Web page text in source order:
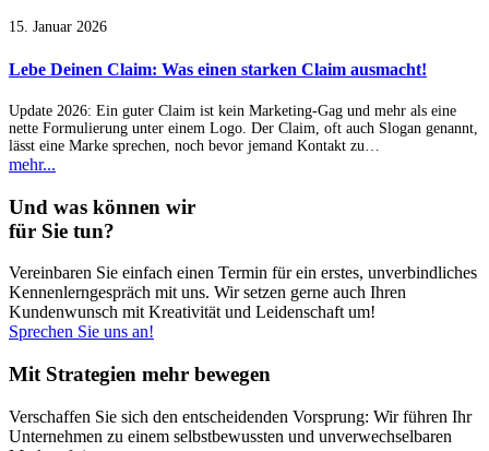
15. Januar 2026
Lebe Deinen Claim: Was einen starken Claim ausmacht!
Update 2026: Ein guter Claim ist kein Marketing-Gag und mehr als eine
nette Formulierung unter einem Logo. Der Claim, oft auch Slogan genannt,
lässt eine Marke sprechen, noch bevor jemand Kontakt zu…
mehr...
Und was können wir
für Sie tun?
Vereinbaren Sie einfach einen Termin für ein erstes, unverbindliches
Kennenlerngespräch mit uns. Wir setzen gerne auch Ihren
Kundenwunsch mit Kreativität und Leidenschaft um!
Sprechen Sie uns an!
Mit Strategien mehr bewegen
Verschaffen Sie sich den entscheidenden Vorsprung: Wir führen Ihr
Unternehmen zu einem selbstbewussten und unverwechselbaren